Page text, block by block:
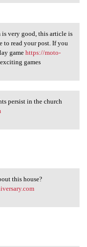
is
very good, this article is
to read your post. If you
game https://moto-
games
persist in the church
about
this house?